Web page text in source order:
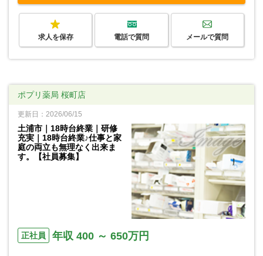
求人を保存 電話で質問 メールで質問
ポプリ薬局 桜町店
更新日：2026/06/15
土浦市｜18時台終業｜研修
充実｜18時台終業♪仕事と家
庭の両立も無理なく出来ま
す。【社員募集】
正社員 年収 400 ～ 650万円